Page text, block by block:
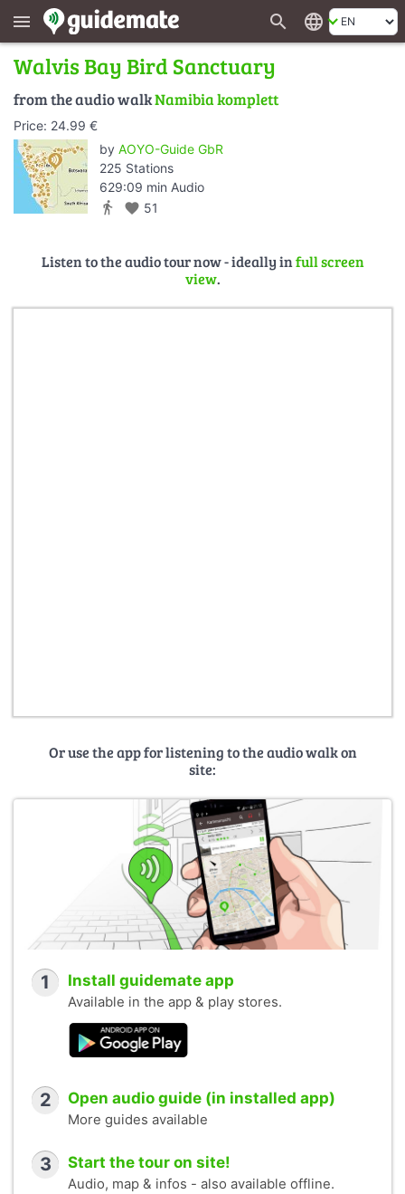
menu search language
Walvis Bay Bird Sanctuary
from the audio walkNamibia komplett
Price: 24.99 €
by AOYO-Guide GbR
225 Stations
629:09 min Audio
directions_walk favorite 51
Listen to the audio tour now - ideally infull screen
view.
Or use the app for listening to the audio walk on
site:
1 Install guidemate app
Available in the app & play stores.
2 Open audio guide (in installed app)
More guides available
3 Start the tour on site!
Audio, map & infos - also available offline.